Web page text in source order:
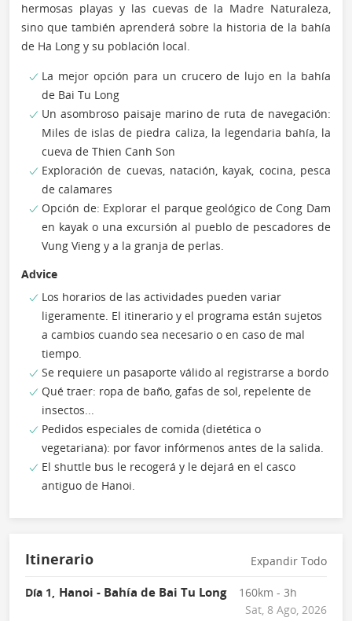
hermosas playas y las cuevas de la Madre Naturaleza,
sino que también aprenderá sobre la historia de la bahía
de Ha Long y su población local.
La mejor opción para un crucero de lujo en la bahía
de Bai Tu Long
Un asombroso paisaje marino de ruta de navegación:
Miles de islas de piedra caliza, la legendaria bahía, la
cueva de Thien Canh Son
Exploración de cuevas, natación, kayak, cocina, pesca
de calamares
Opción de: Explorar el parque geológico de Cong Dam
en kayak o una excursión al pueblo de pescadores de
Vung Vieng y a la granja de perlas.
Advice
Los horarios de las actividades pueden variar
ligeramente. El itinerario y el programa están sujetos
a cambios cuando sea necesario o en caso de mal
tiempo.
Se requiere un pasaporte válido al registrarse a bordo
Qué traer: ropa de baño, gafas de sol, repelente de
insectos...
Pedidos especiales de comida (dietética o
vegetariana): por favor infórmenos antes de la salida.
El shuttle bus le recogerá y le dejará en el casco
antiguo de Hanoi.
Itinerario Expandir Todo
Día 1, Hanoi - Bahía de Bai Tu Long
160km - 3h
Sat, 8 Ago, 2026